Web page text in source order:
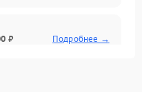
₽ Подробнее →